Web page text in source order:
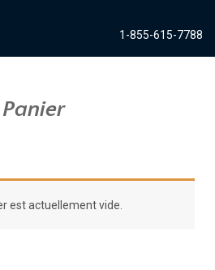
1-855-615-7788
Panier
est actuellement vide.